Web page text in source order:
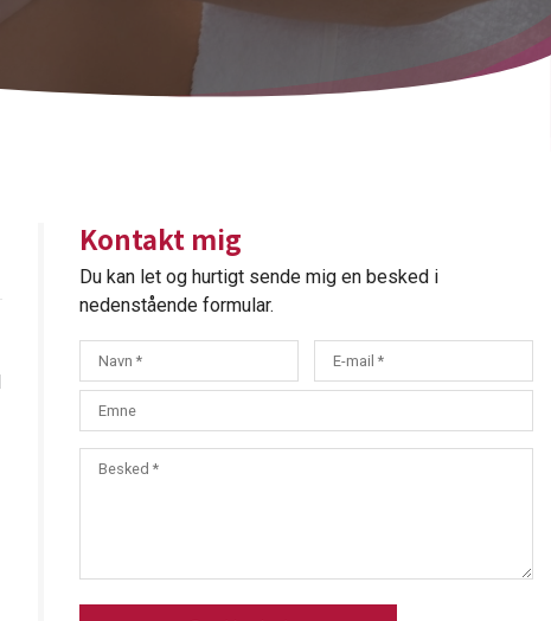
Kontakt mig
Du kan let og hurtigt sende mig en besked i
nedenstående formular.